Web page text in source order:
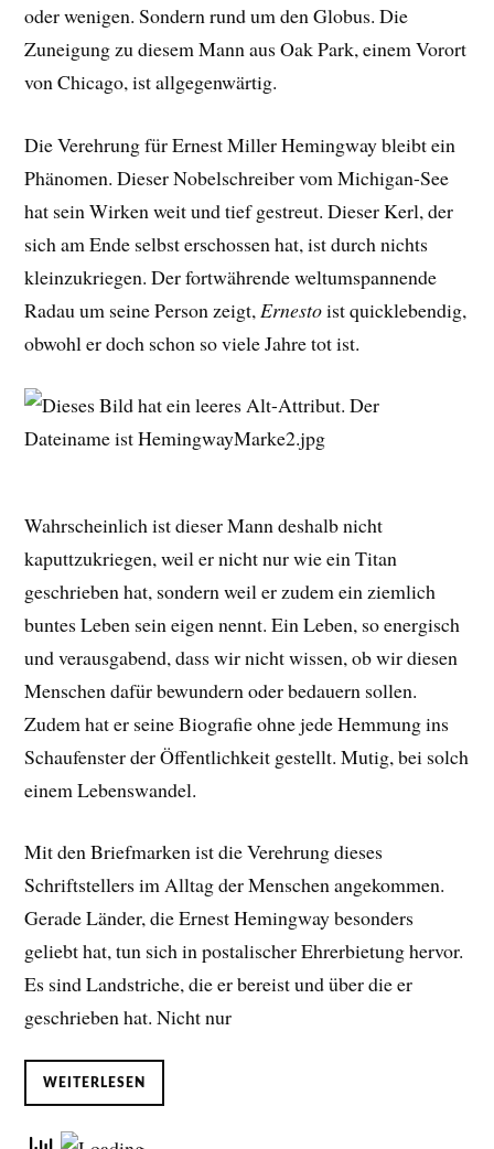
oder wenigen. Sondern rund um den Globus. Die
Zuneigung zu diesem Mann aus Oak Park, einem Vorort
von Chicago, ist allgegenwärtig.
Die Verehrung für Ernest Miller Hemingway bleibt ein
Phänomen. Dieser Nobelschreiber vom Michigan-See
hat sein Wirken weit und tief gestreut. Dieser Kerl, der
sich am Ende selbst erschossen hat, ist durch nichts
kleinzukriegen. Der fortwährende weltumspannende
Radau um seine Person zeigt, Ernestoist quicklebendig,
obwohl er doch schon so viele Jahre tot ist.
Wahrscheinlich ist dieser Mann deshalb nicht
kaputtzukriegen, weil er nicht nur wie ein Titan
geschrieben hat, sondern weil er zudem ein ziemlich
buntes Leben sein eigen nennt. Ein Leben, so energisch
und verausgabend, dass wir nicht wissen, ob wir diesen
Menschen dafür bewundern oder bedauern sollen.
Zudem hat er seine Biografie ohne jede Hemmung ins
Schaufenster der Öffentlichkeit gestellt. Mutig, bei solch
einem Lebenswandel.
Mit den Briefmarken ist die Verehrung dieses
Schriftstellers im Alltag der Menschen angekommen.
Gerade Länder, die Ernest Hemingway besonders
geliebt hat, tun sich in postalischer Ehrerbietung hervor.
Es sind Landstriche, die er bereist und über die er
geschrieben hat. Nicht nur
WEITERLESEN